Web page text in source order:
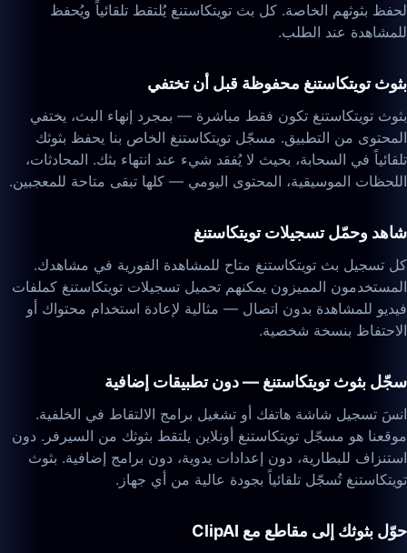
لحفظ بثوثهم الخاصة. كل بث تويتكاستنغ يُلتقط تلقائياً ويُحفظ
للمشاهدة عند الطلب.
بثوث تويتكاستنغ محفوظة قبل أن تختفي
بثوث تويتكاستنغ تكون فقط مباشرة — بمجرد إنهاء البث، يختفي
المحتوى من التطبيق. مسجّل تويتكاستنغ الخاص بنا يحفظ بثوثك
تلقائياً في السحابة، بحيث لا يُفقد شيء عند انتهاء بثك. المحادثات،
اللحظات الموسيقية، المحتوى اليومي — كلها تبقى متاحة للمعجبين.
شاهد وحمّل تسجيلات تويتكاستنغ
كل تسجيل بث تويتكاستنغ متاح للمشاهدة الفورية في مشاهدك.
المستخدمون المميزون يمكنهم تحميل تسجيلات تويتكاستنغ كملفات
فيديو للمشاهدة بدون اتصال — مثالية لإعادة استخدام محتواك أو
الاحتفاظ بنسخة شخصية.
سجّل بثوث تويتكاستنغ — دون تطبيقات إضافية
انسَ تسجيل شاشة هاتفك أو تشغيل برامج الالتقاط في الخلفية.
موقعنا هو مسجّل تويتكاستنغ أونلاين يلتقط بثوثك من السيرفر. دون
استنزاف للبطارية، دون إعدادات يدوية، دون برامج إضافية. بثوث
تويتكاستنغ تُسجّل تلقائياً بجودة عالية من أي جهاز.
حوّل بثوثك إلى مقاطع مع ClipAI